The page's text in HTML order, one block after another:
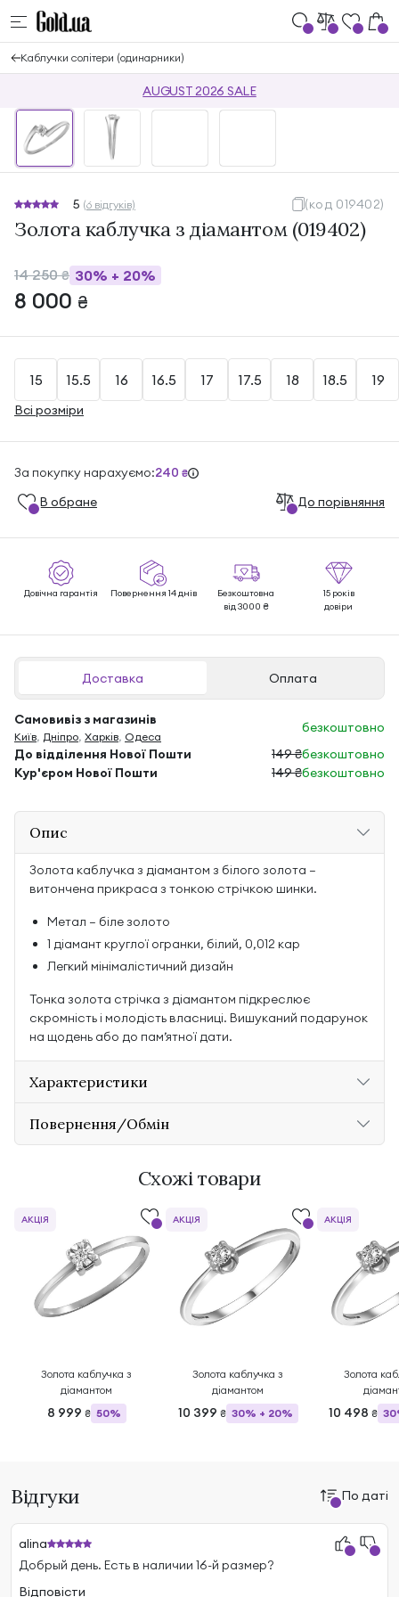
Каблучки солітери (одинарники)
AUGUST 2026 SALE
5 (6 відгуків) (код 019402)
Золота каблучка з діамантом (019402)
14 250₴ 30% + 20%
8 000 ₴
15 15.5 16 16.5 17 17.5 18 18.5 19
Всі розміри
За покупку нарахуємо:240 ₴
В обране До порівняння
Довічна гарантія Повернення 14 днів
Безкоштовна
від 3000 ₴
15 років
довіри
Доставка Оплата
Самовивіз з магазинів
Київ, Дніпро, Харків, Одеса
безкоштовно
До відділення Нової Пошти
149 ₴безкоштовно
Кур'єром Нової Пошти
149 ₴безкоштовно
Опис
Золота каблучка з діамантом з білого золота —
витончена прикраса з тонкою стрічкою шинки.
Метал — біле золото
1 діамант круглої огранки, білий, 0,012 кар
Легкий мінімалістичний дизайн
Тонка золота стрічка з діамантом підкреслює
скромність і молодість власниці. Вишуканий подарунок
на щодень або до памʼятної дати.
Характеристики
Повернення/Обмін
Схожі товари
Золота каблучка з
діамантом
8 999 ₴ 50%
АКЦІЯ
Золота каблучка з
діамантом
10 399 ₴ 30% + 20%
АКЦІЯ
Золота
10 498 ₴
АКЦІЯ
Відгуки По даті
alina
Добрый день. Есть в наличии 16-й размер?
Відповісти